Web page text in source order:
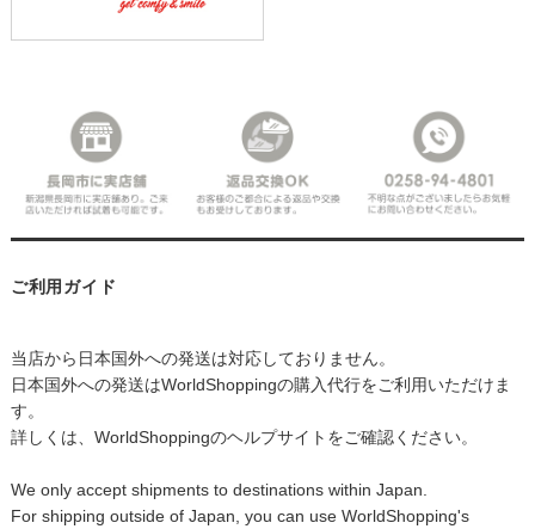
ご利用ガイド
当店から日本国外への発送は対応しておりません。
日本国外への発送はWorldShoppingの購入代行をご利用いただけま
す。
詳しくは、WorldShoppingのヘルプサイトをご確認ください。
We only accept shipments to destinations within Japan.
For shipping outside of Japan, you can use WorldShopping's